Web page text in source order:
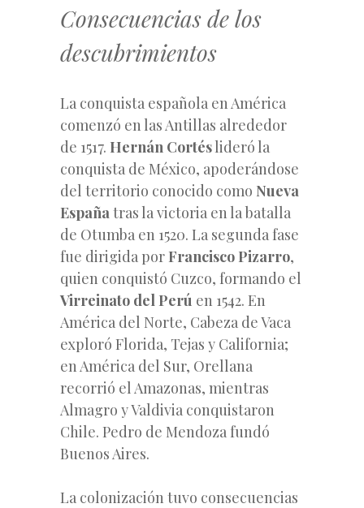
Consecuencias de los
descubrimientos
La conquista española en América
comenzó en las Antillas alrededor
de 1517. Hernán Cortéslideró la
conquista de México, apoderándose
del territorio conocido como Nueva
Españatras la victoria en la batalla
de Otumba en 1520. La segunda fase
fue dirigida por Francisco Pizarro,
quien conquistó Cuzco, formando el
Virreinato del Perú en 1542. En
América del Norte, Cabeza de Vaca
exploró Florida, Tejas y California;
en América del Sur, Orellana
recorrió el Amazonas, mientras
Almagro y Valdivia conquistaron
Chile. Pedro de Mendoza fundó
Buenos Aires.
La colonización tuvo consecuencias